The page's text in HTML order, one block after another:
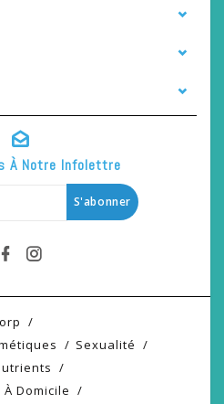
À Notre Infolettre
S'abonner
Sexualité
Domicile